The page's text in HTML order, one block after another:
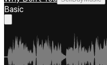
Basic